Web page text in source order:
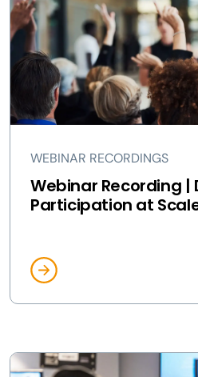
WEBINAR RECORDINGS
Webinar Recording |
Participation at